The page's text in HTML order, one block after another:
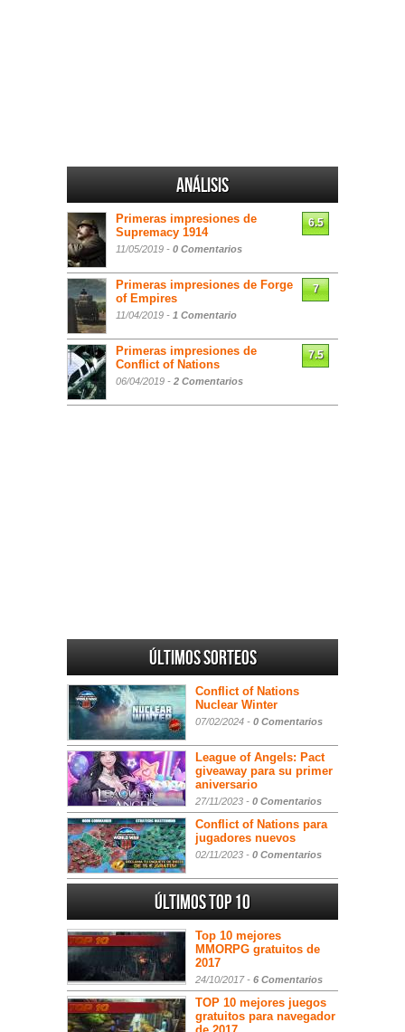
Análisis
Primeras impresiones de
Supremacy 1914
11/05/2019 - 0 Comentarios
6.5
Primeras impresiones de Forge
of Empires
11/04/2019 - 1 Comentario
7
Primeras impresiones de
Conflict of Nations
06/04/2019 - 2 Comentarios
7.5
Últimos sorteos
Conflict of Nations
Nuclear Winter
07/02/2024 - 0 Comentarios
League of Angels: Pact
giveaway para su primer
aniversario
27/11/2023 - 0 Comentarios
Conflict of Nations para
jugadores nuevos
02/11/2023 - 0 Comentarios
Últimos Top 10
Top 10 mejores
MMORPG gratuitos de
2017
24/10/2017 - 6 Comentarios
TOP 10 mejores juegos
gratuitos para navegador